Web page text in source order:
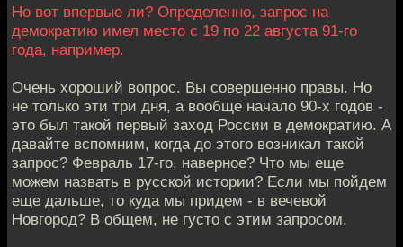
Но вот впервые ли? Определенно, запрос на
демократию имел место с 19 по 22 августа 91-го
года, например.
Очень хороший вопрос. Вы совершенно правы. Но
не только эти три дня, а вообще начало 90-х годов -
это был такой первый заход России в демократию. А
давайте вспомним, когда до этого возникал такой
запрос? Февраль 17-го, наверное? Что мы еще
можем назвать в русской истории? Если мы пойдем
еще дальше, то куда мы придем - в вечевой
Новгород? В общем, не густо с этим запросом.